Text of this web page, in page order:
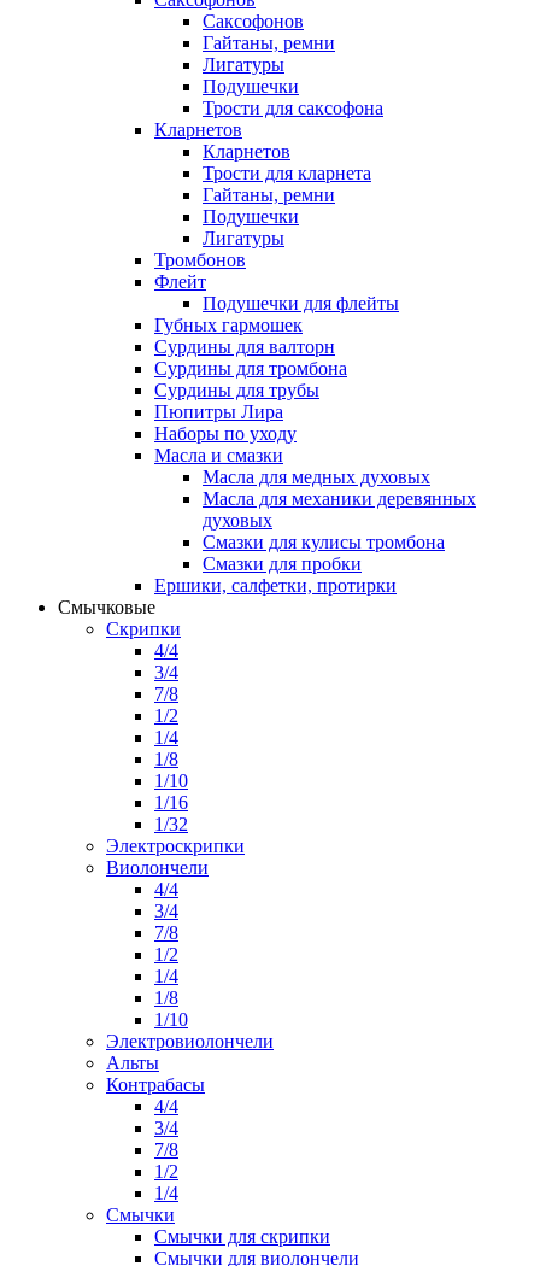
Саксофонов
Гайтаны, ремни
Лигатуры
Подушечки
Трости для саксофона
Кларнетов
Кларнетов
Трости для кларнета
Гайтаны, ремни
Подушечки
Лигатуры
Тромбонов
Флейт
Подушечки для флейты
Губных гармошек
Сурдины для валторн
Сурдины для тромбона
Сурдины для трубы
Пюпитры Лира
Наборы по уходу
Масла и смазки
Масла для медных духовых
Масла для механики деревянных
духовых
Смазки для кулисы тромбона
Смазки для пробки
Ершики, салфетки, протирки
Смычковые
Скрипки
4/4
3/4
7/8
1/2
1/4
1/8
1/10
1/16
1/32
Электроскрипки
Виолончели
4/4
3/4
7/8
1/2
1/4
1/8
1/10
Электровиолончели
Альты
Контрабасы
4/4
3/4
7/8
1/2
1/4
Смычки
Смычки для скрипки
Смычки для виолончели